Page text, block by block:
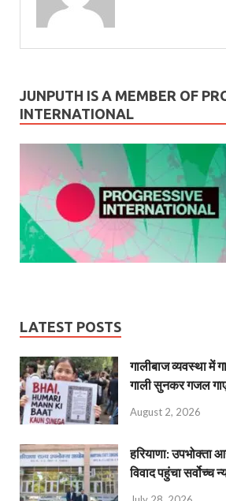
JUNPUTH IS A MEMBER OF
INTERNATIONAL
LATEST POSTS
गालीबाज व्‍यवस्‍था में
गाली सुनकर गजल
August 2, 2026
हरियाणा: उपभोक्ता
विवाद पहुंचा सर्वोच्च